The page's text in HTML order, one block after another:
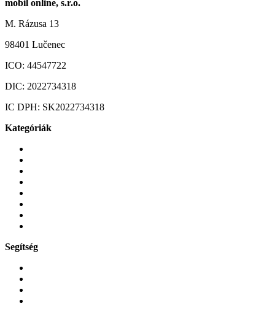
mobil online, s.r.o.
M. Rázusa 13
98401 Lučenec
ICO: 44547722
DIC: 2022734318
IC DPH: SK2022734318
Kategóriák
Segítség